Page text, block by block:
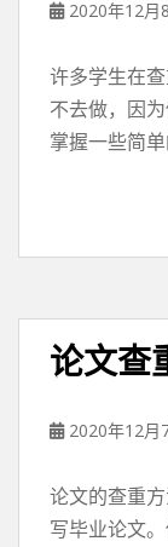
2020年12月
许多学生在
不去做，因
掌握一些简
论文查
2020年12月
论文的查重
写毕业论文